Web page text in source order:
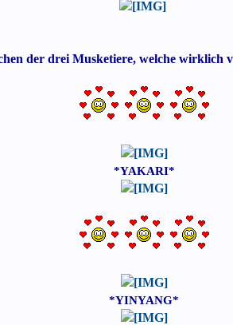
der drei Musketiere, welche wirklich
*YAKARI*
*YINYANG*